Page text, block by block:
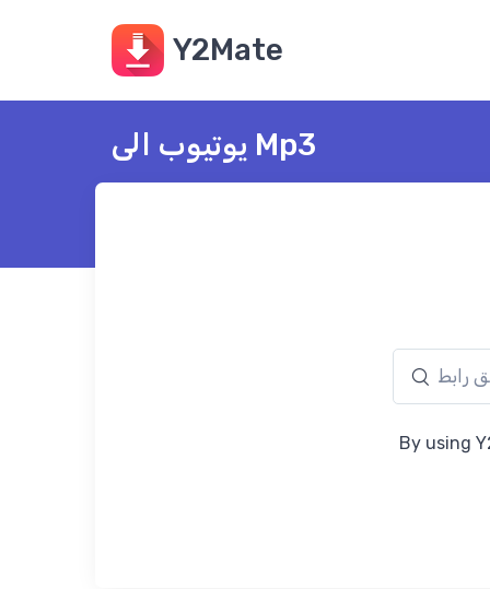
Y2Mate
يوتيوب الى Mp3
By using